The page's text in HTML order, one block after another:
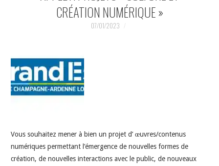
INDÉPENDANTS
CRÉATION NUMÉRIQUE »
07/01/2023
Vous souhaitez mener à bien un projet d’ œuvres/contenus
numériques permettant l’émergence de nouvelles formes de
création, de nouvelles interactions avec le public, de nouveaux